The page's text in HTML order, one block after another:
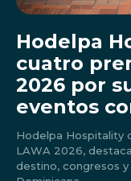
Hodelpa
cuatro
2026 por
eventos
Hodelpa Hospitality
LAWA 2026,
destino, congresos